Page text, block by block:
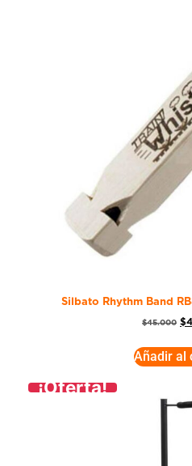
Silbato Rhythm Band
$45.000 $
Añadir al
¡Oferta!